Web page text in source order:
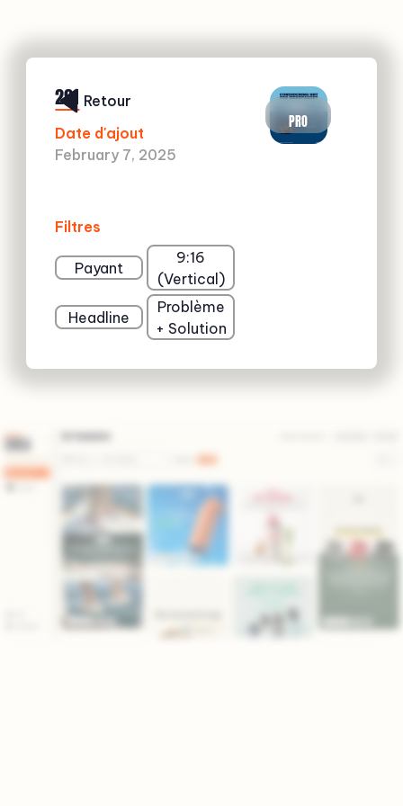
291
Date d'ajout
February 7, 2025
Filtres
Payant
9:16
(Vertical)
Headline
Problème
+ Solution
PRO
Retour